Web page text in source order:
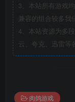
3、本站所有游戏
兼容的组合较多我
4、本站资源为多
云、夸克、迅雷等
肉鸽游戏